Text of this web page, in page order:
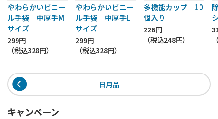
やわらかいビニー
ル手袋 中厚手M
サイズ
299円
（税込328円）
やわらかいビニー
ル手袋 中厚手L
サイズ
299円
（税込328円）
多機能カップ 10
個入り
226円
（税込248円）
日用品
キャンペーン